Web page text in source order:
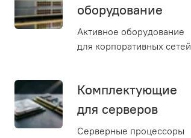
оборудование
Активное оборудование
для корпоративных сетей
Комплектующие
для серверов
Серверные процессоры